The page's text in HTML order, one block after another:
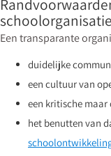
schoolorganisatie
Een transparante
duidelijke
een cultuur van
een kritische
het benutten van